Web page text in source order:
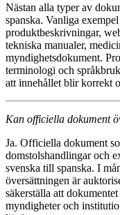
Nästan alla typer av
spanska. Vanliga
produktbeskrivningar,
tekniska manualer,
myndighetsdokument.
terminologi och
att innehållet blir korrekt
Kan officiella dokument
Ja. Officiella dokument
domstolshandlingar och
svenska till spanska. I
översättningen är
säkerställa att
myndigheter och